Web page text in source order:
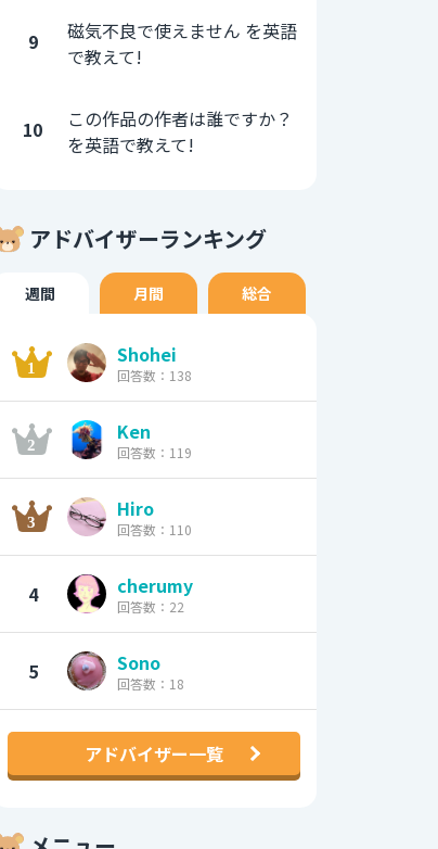
9
磁気不良で使えません を英語
で教えて!
10
この作品の作者は誰ですか？
を英語で教えて!
アドバイザーランキング
週間 月間 総合
Shohei
回答数：138
Ken
回答数：119
Hiro
回答数：110
4 cherumy
回答数：22
5 Sono
回答数：18
アドバイザー一覧